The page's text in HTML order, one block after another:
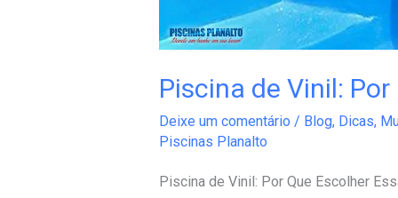
Piscina de Vinil:
Deixe um comentário / Blog, Dicas,
Piscinas Planalto
Piscina de Vinil: Por Que Escolher